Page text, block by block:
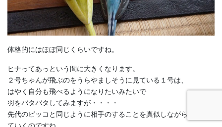
体格的にはほぼ同じくらいですね。
ヒナってあっという間に大きくなります。
２号ちゃんが飛ぶのをうらやましそうに見ている１号は、
はやく自分も飛べるようになりたいみたいで
羽をバタバタしてみますが・・・・
先代のピッコと同じように相手のすることを真似しながら成長し